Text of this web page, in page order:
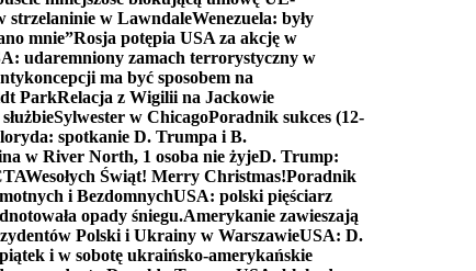
strzelaninie w LawndaleWenezuela: były
mnie”Rosja potępia USA za akcję w
udaremniony zamach terrorystyczny w
ma być sposobem na
ParkRelacja z Wigilii na Jackowie
Sylwester w ChicagoPoradnik sukces (12-
spotkanie D. Trumpa i B.
w River North, 1 osoba nie żyjeD. Trump:
Wesołych Świąt! Merry Christmas!Poradnik
i BezdomnychUSA: polski pięściarz
opady śniegu.Amerykanie zawieszają
Polski i Ukrainy w WarszawieUSA: D.
i w sobotę ukraińsko-amerykańskie